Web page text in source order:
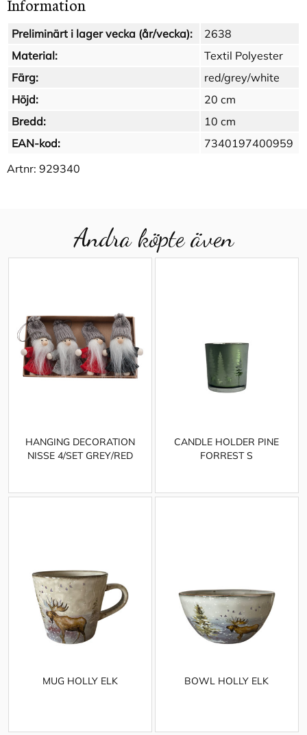
Information
Preliminärt i lager vecka (år/vecka):
2638
Material:
Textil Polyester
Färg:
red/grey/white
Höjd:
20 cm
Bredd:
10 cm
EAN-kod:
7340197400959
Artnr: 929340
Andra köpte även
HANGING DECORATION
NISSE 4/SET GREY/RED
CANDLE HOLDER PINE
FORREST S
MUG HOLLY ELK BOWL HOLLY ELK